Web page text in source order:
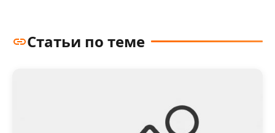
Статьи по теме